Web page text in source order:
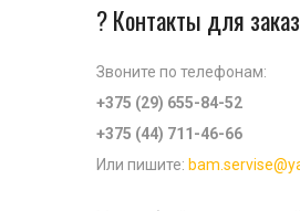
? Контакты для
Звоните по телефонам:
+375 (29) 655-84-52
+375 (44) 711-46-66
Или пишите: